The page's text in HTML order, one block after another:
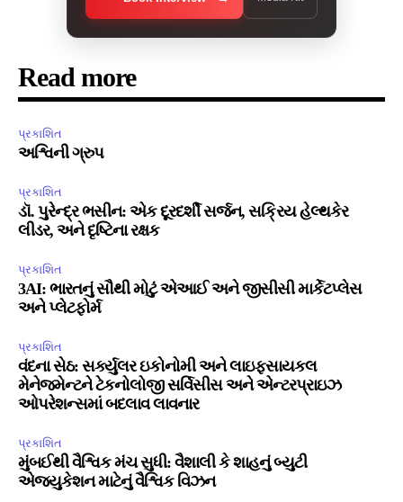
Read more
પ્રકાશિત
અશ્વિની ગ્રુપ
પ્રકાશિત
ડૉ. પુરેન્દ્ર ભસીન: એક દૂરદર્શી સર્જન, સક્રિય હેલ્થકેર
લીડર, અને દૃષ્ટિના રક્ષક
પ્રકાશિત
3AI: ભારતનું સૌથી મોટું એઆઈ અને જીસીસી માર્કેટપ્લેસ
અને પ્લેટફોર્મ
પ્રકાશિત
વંદના સેઠ: સર્ક્યુલર ઇકોનોમી અને લાઇફસાયકલ
મેનેજમેન્ટને ટેકનોલોજી સર્વિસીસ અને એન્ટરપ્રાઇઝ
ઓપરેશન્સમાં બદલાવ લાવનાર
પ્રકાશિત
મુંબઈથી વૈશ્વિક મંચ સુધી: વૈશાલી કે શાહનું બ્યુટી
એજ્યુકેશન માટેનું વૈશ્વિક વિઝન